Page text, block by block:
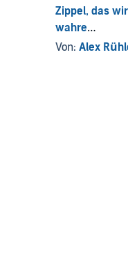
Zippel, das
wahre
Von: Alex